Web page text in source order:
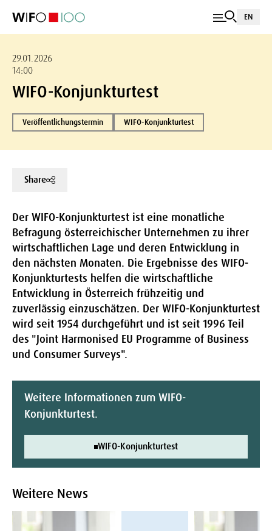
EN
29.01.2026
14:00
WIFO-Konjunkturtest
Veröffentlichungstermin WIFO-Konjunkturtest
Share
Der WIFO-Konjunkturtest ist eine monatliche
Befragung österreichischer Unternehmen zu ihrer
wirtschaftlichen Lage und deren Entwicklung in
den nächsten Monaten. Die Ergebnisse des WIFO-
Konjunkturtests helfen die wirtschaftliche
Entwicklung in Österreich frühzeitig und
zuverlässig einzuschätzen. Der WIFO-Konjunkturtest
wird seit 1954 durchgeführt und ist seit 1996 Teil
des "Joint Harmonised EU Programme of Business
und Consumer Surveys".
Weitere Informationen zum WIFO-
Konjunkturtest.
WIFO-Konjunkturtest
Weitere News